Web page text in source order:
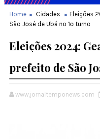
Home Cidades
Eleições
São José de Ubá no 1º turno
Eleições 2024:
prefeito de São
www.jornaltemponews.com